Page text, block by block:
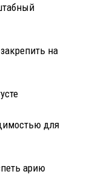
на
для
арию